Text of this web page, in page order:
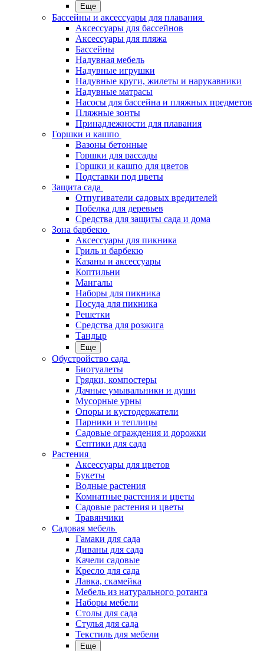
Еще
Бассейны и аксессуары для плавания
Аксессуары для бассейнов
Аксессуары для пляжа
Бассейны
Надувная мебель
Надувные игрушки
Надувные круги, жилеты и нарукавники
Надувные матрасы
Насосы для бассейна и пляжных предметов
Пляжные зонты
Принадлежности для плавания
Горшки и кашпо
Вазоны бетонные
Горшки для рассады
Горшки и кашпо для цветов
Подставки под цветы
Защита сада
Отпугиватели садовых вредителей
Побелка для деревьев
Средства для защиты сада и дома
Зона барбекю
Аксессуары для пикника
Гриль и барбекю
Казаны и аксессуары
Коптильни
Мангалы
Наборы для пикника
Посуда для пикника
Решетки
Средства для розжига
Тандыр
Еще
Обустройство сада
Биотуалеты
Грядки, компостеры
Дачные умывальники и души
Мусорные урны
Опоры и кустодержатели
Парники и теплицы
Садовые ограждения и дорожки
Септики для сада
Растения
Аксессуары для цветов
Букеты
Водные растения
Комнатные растения и цветы
Садовые растения и цветы
Травянчики
Садовая мебель
Гамаки для сада
Диваны для сада
Качели садовые
Кресло для сада
Лавка, скамейка
Мебель из натурального ротанга
Наборы мебели
Столы для сада
Стулья для сада
Текстиль для мебели
Еще